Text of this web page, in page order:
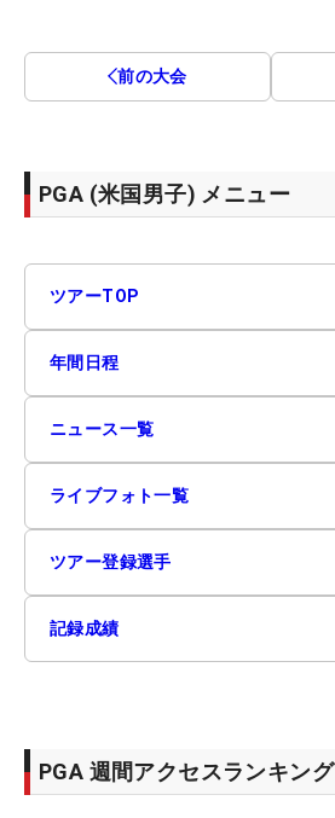
前の大会
PGA (米国男子) メニュー
ツアーTOP
年間日程
ニュース一覧
ライブフォト一覧
ツアー登録選手
記録成績
PGA 週間アクセスランキング